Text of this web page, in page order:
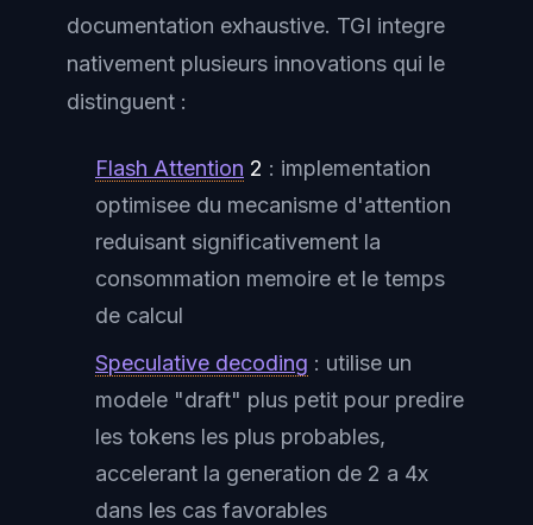
documentation exhaustive. TGI integre
nativement plusieurs innovations qui le
distinguent :
Flash Attention 2 : implementation
optimisee du mecanisme d'attention
reduisant significativement la
consommation memoire et le temps
de calcul
Speculative decoding : utilise un
modele "draft" plus petit pour predire
les tokens les plus probables,
accelerant la generation de 2 a 4x
dans les cas favorables